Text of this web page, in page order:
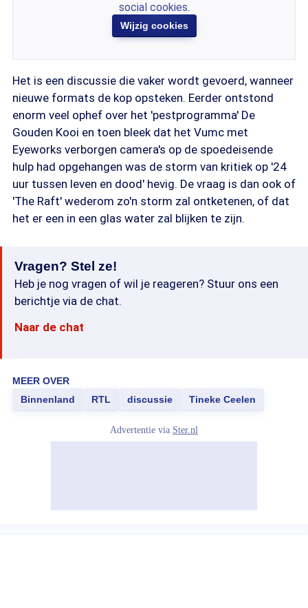
social cookies.
Wijzig cookies
Het is een discussie die vaker wordt gevoerd, wanneer
nieuwe formats de kop opsteken. Eerder ontstond
enorm veel ophef over het 'pestprogramma' De
Gouden Kooi en toen bleek dat het Vumc met
Eyeworks verborgen camera's op de spoedeisende
hulp had opgehangen was de storm van kritiek op '24
uur tussen leven en dood' hevig. De vraag is dan ook of
'The Raft' wederom zo'n storm zal ontketenen, of dat
het er een in een glas water zal blijken te zijn.
Vragen? Stel ze!
Heb je nog vragen of wil je reageren? Stuur ons een
berichtje via de chat.
Naar de chat
MEER OVER
Binnenland
RTL discussie Tineke Ceelen
Advertentie via Ster.nl